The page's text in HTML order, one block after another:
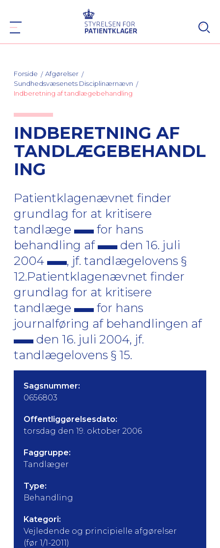
Forside
Afgørelser
Sundhedsvæsenets Disciplinærnævn
Indberetning af tandlægebehandling
INDBERETNING AF
TANDLÆGEBEHANDL
ING
Patientklagenævnet finder
grundlag for at kritisere
tandlæge
for hans
behandling af
den 16. juli
2004
, jf. tandlægelovens §
12.Patientklagenævnet finder
grundlag for at kritisere
tandlæge
for hans
journalføring af behandlingen af
den 16. juli 2004, jf.
tandlægelovens § 15.
Sagsnummer:
0656803
Offentliggørelsesdato:
torsdag den 19. oktober 2006
Faggruppe:
Tandlæger
Type:
Behandling
Kategori:
Vejledende og principielle afgørelser
(før 1/1-2011)